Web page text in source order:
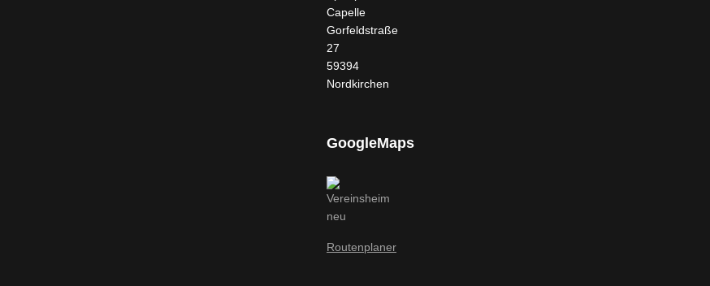
Capelle
Gorfeldstraße
27
59394
Nordkirchen
GoogleMaps
Routenplaner